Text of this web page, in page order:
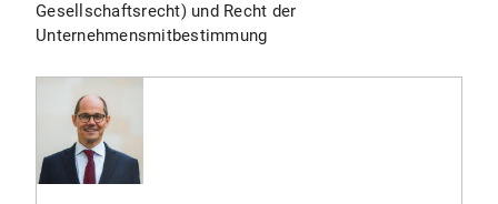
Gesellschaftsrecht) und Recht der
Unternehmensmitbestimmung